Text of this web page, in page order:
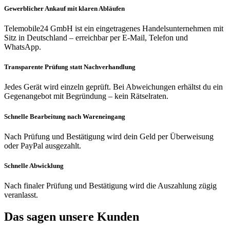
Gewerblicher Ankauf mit klaren Abläufen
Telemobile24 GmbH ist ein eingetragenes Handelsunternehmen mit
Sitz in Deutschland – erreichbar per E-Mail, Telefon und
WhatsApp.
Transparente Prüfung statt Nachverhandlung
Jedes Gerät wird einzeln geprüft. Bei Abweichungen erhältst du ein
Gegenangebot mit Begründung – kein Rätselraten.
Schnelle Bearbeitung nach Wareneingang
Nach Prüfung und Bestätigung wird dein Geld per Überweisung
oder PayPal ausgezahlt.
Schnelle Abwicklung
Nach finaler Prüfung und Bestätigung wird die Auszahlung zügig
veranlasst.
Das sagen unsere Kunden